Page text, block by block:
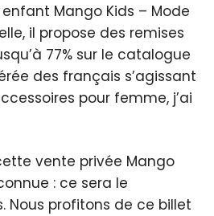
Mango Kids – Mode
il propose des remises
77% sur le catalogue
des français s’agissant
pour femme, j’ai
vente privée Mango
: ce sera le
Nous profitons de ce billet